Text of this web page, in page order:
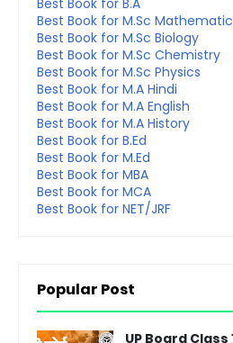
Best Book for M.Sc
Best Book for M.Sc Biology
Best Book for M.Sc Chemistry
Best Book for M.Sc Physics
Best Book for M.A Hindi
Best Book for M.A English
Best Book for M.A History
Best Book for B.Ed
Best Book for M.Ed
Best Book for MBA
Best Book for MCA
Best Book for NET/JRF
Popular Post
UP Board